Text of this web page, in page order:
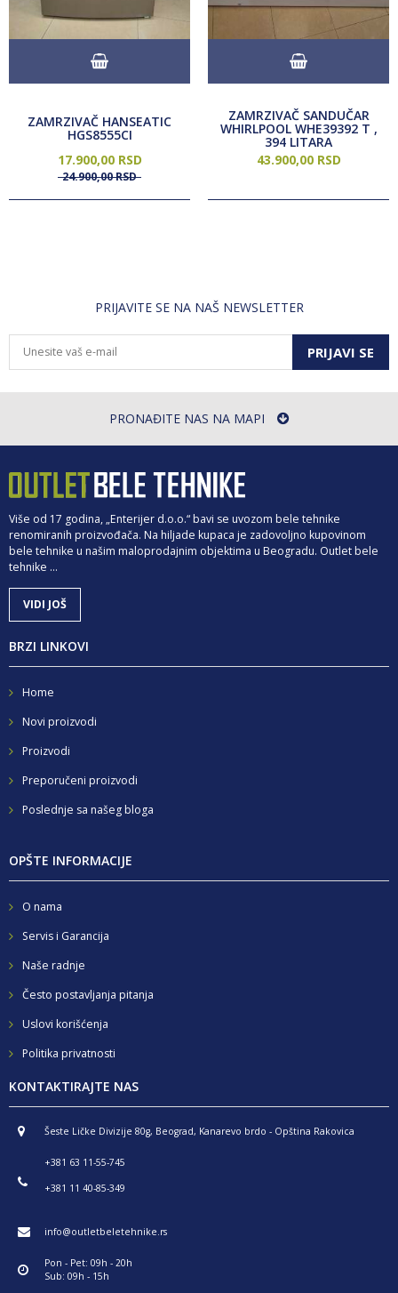
ZAMRZIVAČ HANSEATIC
HGS8555CI
17.900,00 RSD
24.900,00RSD
ZAMRZIVAČ SANDUČAR
WHIRLPOOL WHE39392 T ,
394 LITARA
43.900,00 RSD
PRIJAVITE SE NA NAŠ NEWSLETTER
PRIJAVI SE
PRONAĐITE NAS NA MAPI
Više od 17 godina, „Enterijer d.o.o.“ bavi se uvozom bele tehnike
renomiranih proizvođača. Na hiljade kupaca je zadovoljno kupovinom
bele tehnike u našim maloprodajnim objektima u Beogradu. Outlet bele
tehnike ...
VIDI JOŠ
BRZI LINKOVI
Home
Novi proizvodi
Proizvodi
Preporučeni proizvodi
Poslednje sa našeg bloga
OPŠTE INFORMACIJE
O nama
Servis i Garancija
Naše radnje
Često postavljanja pitanja
Uslovi korišćenja
Politika privatnosti
KONTAKTIRAJTE NAS
Šeste Ličke Divizije 80g, Beograd, Kanarevo brdo - Opština Rakovica
+381 63 11-55-745
+381 11 40-85-349
info@outletbeletehnike.rs
Pon - Pet: 09h - 20h
Sub: 09h - 15h